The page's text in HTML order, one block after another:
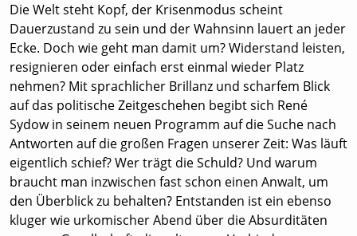
Die Welt steht Kopf, der Krisenmodus scheint
Dauerzustand zu sein und der Wahnsinn lauert an jeder
Ecke. Doch wie geht man damit um? Widerstand leisten,
resignieren oder einfach erst einmal wieder Platz
nehmen? Mit sprachlicher Brillanz und scharfem Blick
auf das politische Zeitgeschehen begibt sich René
Sydow in seinem neuen Programm auf die Suche nach
Antworten auf die großen Fragen unserer Zeit: Was läuft
eigentlich schief? Wer trägt die Schuld? Und warum
braucht man inzwischen fast schon einen Anwalt, um
den Überblick zu behalten? Entstanden ist ein ebenso
kluger wie urkomischer Abend über die Absurditäten